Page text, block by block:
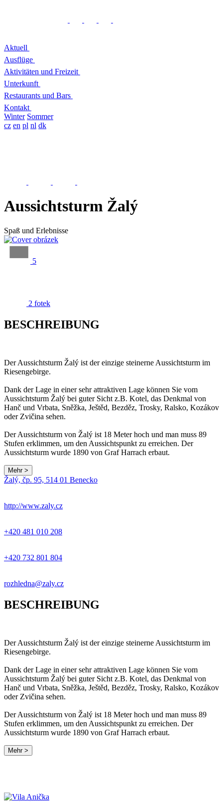
Aktuell
Ausflüge
Aktivitäten und Freizeit
Unterkunft
Restaurants und Bars
Kontakt
Winter Sommer
cz en pl nl dk
Aussichtsturm Žalý
Spaß und Erlebnisse
5
2 fotek
BESCHREIBUNG
Der Aussichtsturm Žalý ist der einzige steinerne Aussichtsturm im
Riesengebirge.
Dank der Lage in einer sehr attraktiven Lage können Sie vom
Aussichtsturm Žalý bei guter Sicht z.B. Kotel, das Denkmal von
Hanč und Vrbata, Sněžka, Ještěd, Bezděz, Trosky, Ralsko, Kozákov
oder Zvičina sehen.
Der Aussichtsturm von Žalý ist 18 Meter hoch und man muss 89
Stufen erklimmen, um den Aussichtspunkt zu erreichen. Der
Aussichtsturm wurde 1890 von Graf Harrach erbaut.
Mehr >
−
Žalý, čp. 95, 514 01 Benecko
http://www.zaly.cz
+420 481 010 208
+420 732 801 804
rozhledna@zaly.cz
BESCHREIBUNG
Der Aussichtsturm Žalý ist der einzige steinerne Aussichtsturm im
Riesengebirge.
Dank der Lage in einer sehr attraktiven Lage können Sie vom
Aussichtsturm Žalý bei guter Sicht z.B. Kotel, das Denkmal von
Hanč und Vrbata, Sněžka, Ještěd, Bezděz, Trosky, Ralsko, Kozákov
oder Zvičina sehen.
Der Aussichtsturm von Žalý ist 18 Meter hoch und man muss 89
Stufen erklimmen, um den Aussichtspunkt zu erreichen. Der
Aussichtsturm wurde 1890 von Graf Harrach erbaut.
Mehr >